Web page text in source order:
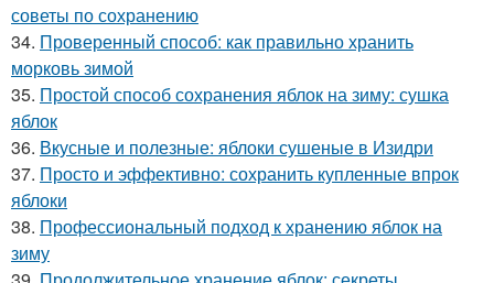
советы по сохранению
34. Проверенный способ: как правильно хранить
морковь зимой
35. Простой способ сохранения яблок на зиму: сушка
яблок
36. Вкусные и полезные: яблоки сушеные в Изидри
37. Просто и эффективно: сохранить купленные впрок
яблоки
38. Профессиональный подход к хранению яблок на
зиму